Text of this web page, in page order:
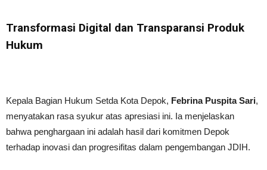
Transformasi Digital dan Transparansi Produk
Hukum
Kepala Bagian Hukum Setda Kota Depok, Febrina Puspita Sari,
menyatakan rasa syukur atas apresiasi ini. Ia menjelaskan
bahwa penghargaan ini adalah hasil dari komitmen Depok
terhadap inovasi dan progresifitas dalam pengembangan JDIH.